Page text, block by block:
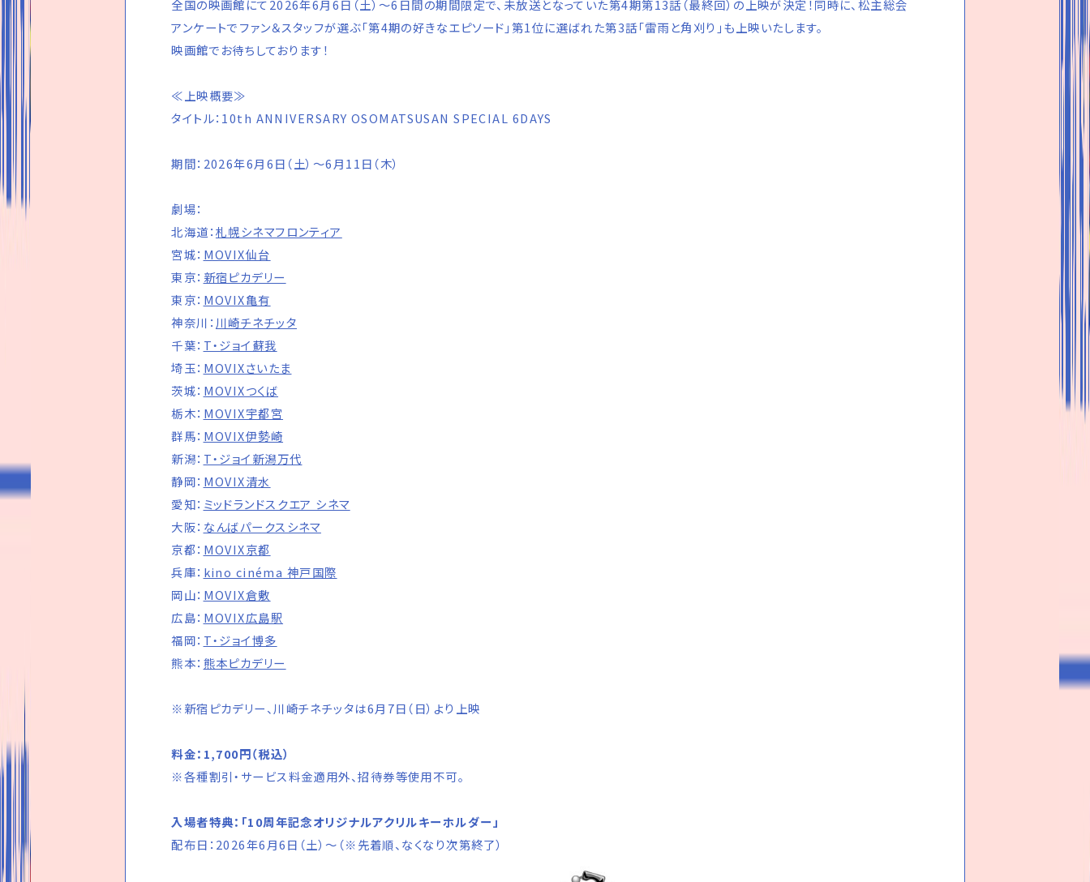
全国の映画館にて2026年6月6日（土）～6日間の期間限定で、未放送となっていた第4期第13話（最終回）の上映が決定！同時に、松主総会
アンケートでファン＆スタッフが選ぶ「第4期の好きなエピソード」第1位に選ばれた第3話「雷雨と角刈り」も上映いたします。
映画館でお待ちしております！
≪上映概要≫
タイトル：10th ANNIVERSARY OSOMATSUSAN SPECIAL 6DAYS
期間：2026年6月6日（土）～6月11日（木）
劇場：
北海道：札幌シネマフロンティア
宮城： MOVIX仙台
東京： 新宿ピカデリー
東京： MOVIX亀有
神奈川： 川崎チネチッタ
千葉： T・ジョイ蘇我
埼玉： MOVIXさいたま
茨城： MOVIXつくば
栃木： MOVIX宇都宮
群馬： MOVIX伊勢崎
新潟： T・ジョイ新潟万代
静岡： MOVIX清水
愛知： ミッドランドスクエア シネマ
大阪： なんばパークスシネマ
京都： MOVIX京都
兵庫： kino cinéma 神戸国際
岡山： MOVIX倉敷
広島： MOVIX広島駅
福岡： T・ジョイ博多
熊本： 熊本ピカデリー
※新宿ピカデリー、川崎チネチッタは6月7日（日）より上映
料金：1,700円（税込）
※各種割引・サービス料金適用外、招待券等使用不可。
入場者特典：「10周年記念オリジナルアクリルキーホルダー」
配布日：2026年6月6日（土）～（※先着順、なくなり次第終了）